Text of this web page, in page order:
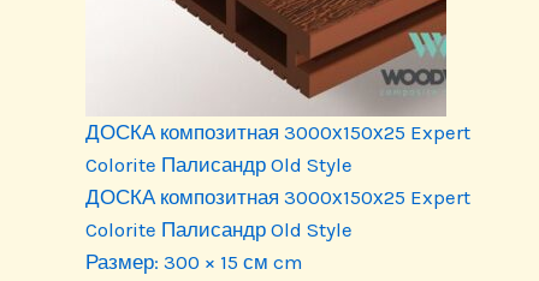
ДОСКА композитная 3000х150х25 Expert
Colorite Палисандр Old Style
ДОСКА композитная 3000х150х25 Expert
Colorite Палисандр Old Style
Размер: 300 × 15 см cm